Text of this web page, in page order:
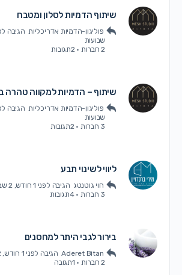
שיתוף הדמיות לסלון ומטבח
פוליגון-הדמיות אדריכליות הגיבה
· 2תגובות
שיתוף – הדמיות למקווה טהרה במרוקו
פוליגון-הדמיות אדריכליות הגיבה
· 2תגובות
ליווי לשינוי תבע
חוי גוטנטג הגיבה לפני 1 חודש, 2 שבועות
· 4תגובות
בירור לגבי היתר למחסנים
Aderet Bitan הגיבהלפני 1 חודש, 2 שבועות
· 1תגובה